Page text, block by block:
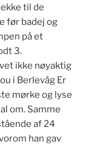
til de
før badej og
på et
3.
ikke nøyaktig
i Berlevåg Er
mørke og lyse
om. Samme
af 24
han gav